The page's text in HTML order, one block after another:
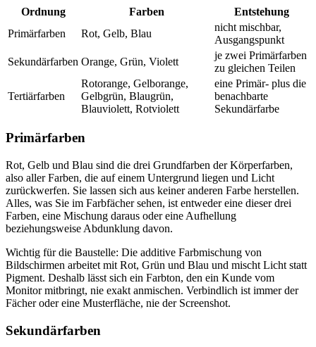
Ordnung Farben
Entstehung
Primärfarben
Rot, Gelb, Blau
nicht mischbar,
Ausgangspunkt
Sekundärfarben Orange, Grün, Violett
je zwei Primärfarben
zu gleichen Teilen
Tertiärfarben
Rotorange, Gelborange,
Gelbgrün, Blaugrün,
Blauviolett, Rotviolett
eine Primär- plus die
benachbarte
Sekundärfarbe
Primärfarben
Rot, Gelb und Blau sind die drei Grundfarben der Körperfarben,
also aller Farben, die auf einem Untergrund liegen und Licht
zurückwerfen. Sie lassen sich aus keiner anderen Farbe herstellen.
Alles, was Sie im Farbfächer sehen, ist entweder eine dieser drei
Farben, eine Mischung daraus oder eine Aufhellung
beziehungsweise Abdunklung davon.
Wichtig für die Baustelle: Die additive Farbmischung von
Bildschirmen arbeitet mit Rot, Grün und Blau und mischt Licht statt
Pigment. Deshalb lässt sich ein Farbton, den ein Kunde vom
Monitor mitbringt, nie exakt anmischen. Verbindlich ist immer der
Fächer oder eine Musterfläche, nie der Screenshot.
Sekundärfarben